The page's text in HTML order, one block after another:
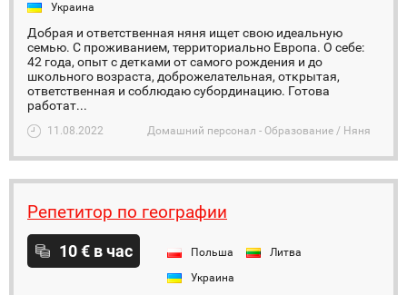
Украина
Добрая и ответственная няня ищет свою идеальную
семью. С проживанием, территориально Европа. О себе:
42 года, опыт с детками от самого рождения и до
школьного возраста, доброжелательная, открытая,
ответственная и соблюдаю субординацию. Готова
работат...
11.08.2022 Домашний персонал - Образование / Няня
Репетитор по географии
10 € в час Польша
Литва
Украина